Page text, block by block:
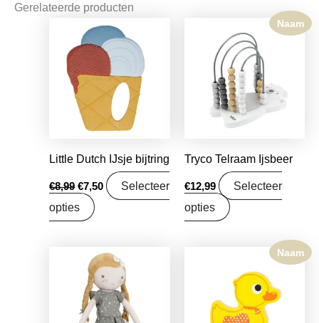
Gerelateerde producten
Little Dutch IJsje bijtring
€8,99
Oorspronkelijke
prijs
was:
€8,99.
€7,50
Huidige
prijs
is:
€7,50.
Selecteer
opties
Naam
Tryco Telraam Ijsbeer
€12,99
Selecteer
opties
Oorspronkelijke
prijs
was:
€16,99.
prijs
is:
€13,42.
Naam